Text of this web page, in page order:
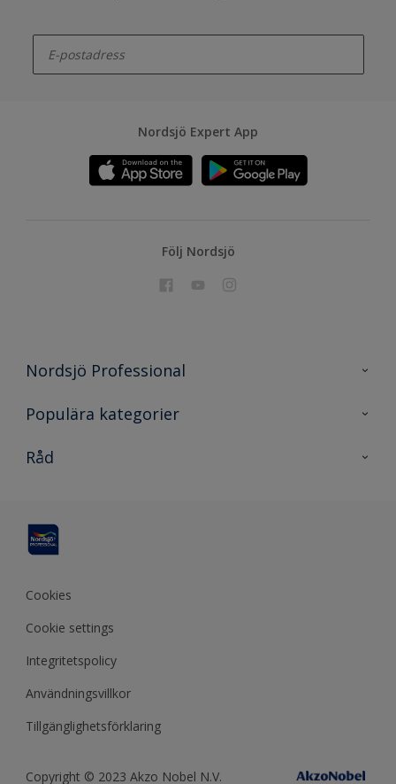
Nordsjö Expert App
Följ Nordsjö
Nordsjö Professional
Kontakta oss
Projekt
Tävling
Populära kategorier
Nordsjö
Miljömärkta färgprodukter
Miljö och hållbarhet
Råd
Kulörverktyg
Funktionsgaranti
Cookies
Cookie settings
Integritetspolicy
Användningsvillkor
Tillgänglighetsförklaring
Copyright © 2023 Akzo Nobel N.V.